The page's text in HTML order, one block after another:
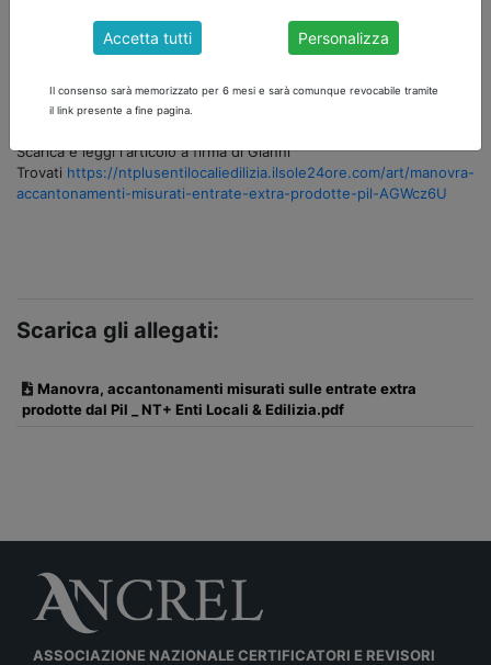
SULLE ENTRATE EXTRA PRODOTTE DAL PIL di
Gianni Trovati
Scarica e leggi l'articolo a firma di Gianni
Trovati https://ntplusentilocaliedilizia.ilsole24ore.com/art/manovra-
accantonamenti-misurati-entrate-extra-prodotte-pil-AGWcz6U
Scarica gli allegati:
Manovra, accantonamenti misurati sulle entrate extra
prodotte dal Pil _ NT+ Enti Locali & Edilizia.pdf
ASSOCIAZIONE NAZIONALE CERTIFICATORI E REVISORI
Accetta tutti Personalizza
Il consenso sarà memorizzato per 6 mesi e sarà comunque revocabile tramite
il link presente a fine pagina.